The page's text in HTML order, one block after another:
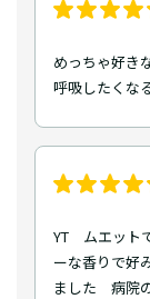
めっちゃ好き
呼吸したくな
YT ムエット
ーな香りで好
ました 病院